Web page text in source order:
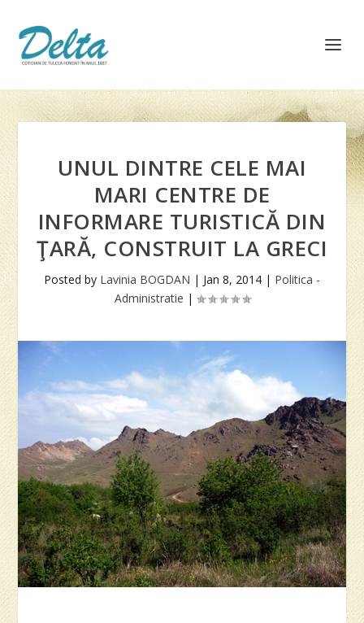
UNUL DINTRE CELE MAI
MARI CENTRE DE
INFORMARE TURISTICĂ DIN
ŢARĂ, CONSTRUIT LA GRECI
Posted by Lavinia BOGDAN | Jan 8, 2014 | Politica -
Administratie |